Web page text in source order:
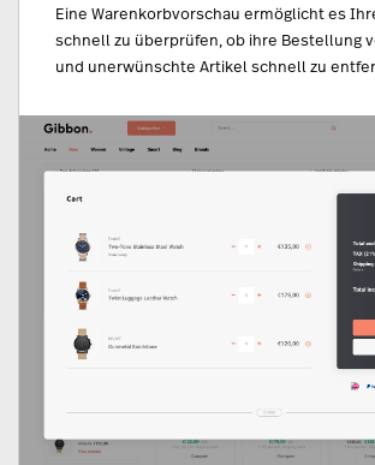
Eine Warenkorbvorschau ermöglicht es
schnell zu überprüfen, ob ihre Bestellung
und unerwünschte Artikel schnell zu